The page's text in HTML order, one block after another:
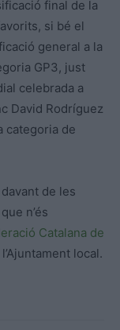
final de la
si bé el
general a la
GP3, just
celebrada a
David Rodríguez
categoria de
de les
n’és
Catalana de
local.